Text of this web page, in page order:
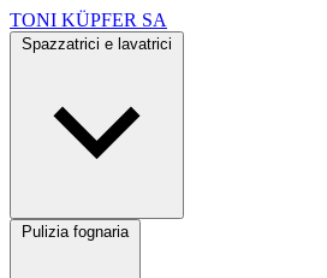
TONI KÜPFER SA
Pulizia fognaria